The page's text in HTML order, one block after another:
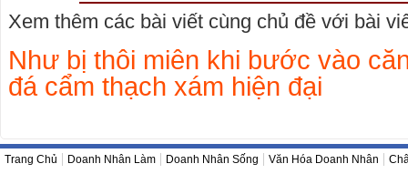
Xem thêm các bài viết cùng chủ đề với bài
Như bị thôi miên khi bước vào
đá cẩm thạch xám hiện đại
Trang Chủ Doanh Nhân Làm Doanh Nhân Sống Văn Hóa Doanh Nhân